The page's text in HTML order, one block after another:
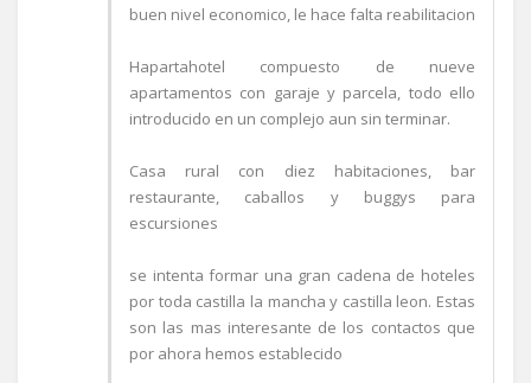
buen nivel economico, le hace falta reabilitacion
Hapartahotel compuesto de nueve
apartamentos con garaje y parcela, todo ello
introducido en un complejo aun sin terminar.
Casa rural con diez habitaciones, bar
restaurante, caballos y buggys para
escursiones
se intenta formar una gran cadena de hoteles
por toda castilla la mancha y castilla leon. Estas
son las mas interesante de los contactos que
por ahora hemos establecido